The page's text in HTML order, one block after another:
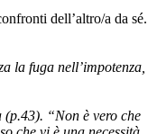
dell’altro/a da sé.
la fuga nell’impotenza,
(p.43). “Non è vero che